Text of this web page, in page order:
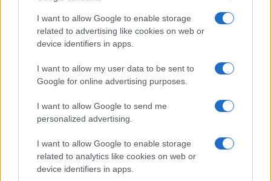
I want to allow Google to enable storage
related to advertising like cookies on web or
device identifiers in apps.
I want to allow my user data to be sent to
Google for online advertising purposes.
I want to allow Google to send me
personalized advertising.
I want to allow Google to enable storage
related to analytics like cookies on web or
device identifiers in apps.